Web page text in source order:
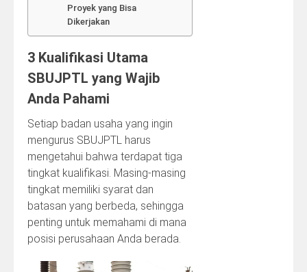
Proyek yang Bisa
Dikerjakan
3 Kualifikasi Utama
SBUJPTL yang Wajib
Anda Pahami
Setiap badan usaha yang ingin
mengurus SBUJPTL harus
mengetahui bahwa terdapat tiga
tingkat kualifikasi. Masing-masing
tingkat memiliki syarat dan
batasan yang berbeda, sehingga
penting untuk memahami di mana
posisi perusahaan Anda berada.